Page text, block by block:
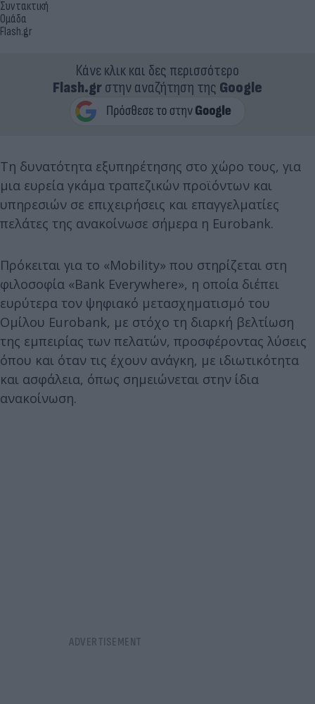
Συντακτική
Ομάδα
Flash.gr
Κάνε κλικ και δες περισσότερο
Flash.grστην αναζήτηση της Google
Τη δυνατότητα εξυπηρέτησης στο χώρο τους, για
μια ευρεία γκάμα τραπεζικών προϊόντων και
υπηρεσιών σε επιχειρήσεις και επαγγελματίες
πελάτες της ανακοίνωσε σήμερα η Eurobank.
Πρόκειται για το «Mobility» που στηρίζεται στη
φιλοσοφία «Bank Everywhere», η οποία διέπει
ευρύτερα τον ψηφιακό μετασχηματισμό του
Ομίλου Eurobank, με στόχο τη διαρκή βελτίωση
της εμπειρίας των πελατών, προσφέροντας λύσεις
όπου και όταν τις έχουν ανάγκη, με ιδιωτικότητα
και ασφάλεια, όπως σημειώνεται στην ίδια
ανακοίνωση.